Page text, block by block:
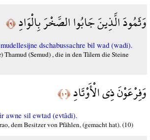
وَثَمُودَ الَّذِينَ جَابُوا الصَّخْرَ بِالْوَادِ﴿٩﴾
dschabussachre bil wad (wadi).
Thamud (Semud) , die in den Tälern die Steine
وَفِرْعَوْنَ ذِي الْأَوْتَادِ﴿١٠﴾
awne sil ewtad (evtâdi).
dem Besitzer von Pfählen, (gemacht hat). (10)